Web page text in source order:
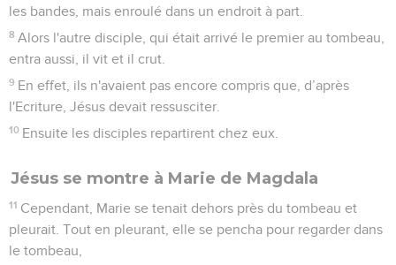
les bandes, mais enroulé dans un endroit à part.
8 Alors l'autre disciple, qui était arrivé le premier au tombeau,
entra aussi, il vit et il crut.
9 En effet, ils n'avaient pas encore compris que, d’après
l'Ecriture, Jésus devait ressusciter.
10 Ensuite les disciples repartirent chez eux.
Jésus se montre à Marie de Magdala
11 Cependant, Marie se tenait dehors près du tombeau et
pleurait. Tout en pleurant, elle se pencha pour regarder dans
le tombeau,